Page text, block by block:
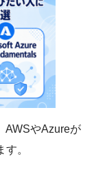
AWSやAzureが
。